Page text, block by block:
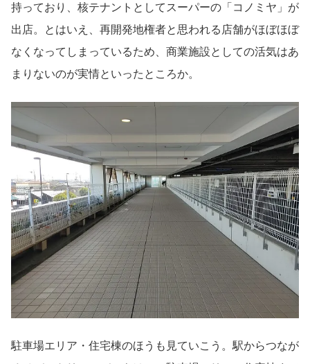
持っており、核テナントとしてスーパーの「コノミヤ」が
出店。とはいえ、再開発地権者と思われる店舗がほぼほぼ
なくなってしまっているため、商業施設としての活気はあ
まりないのが実情といったところか。
駐車場エリア・住宅棟のほうも見ていこう。駅からつなが